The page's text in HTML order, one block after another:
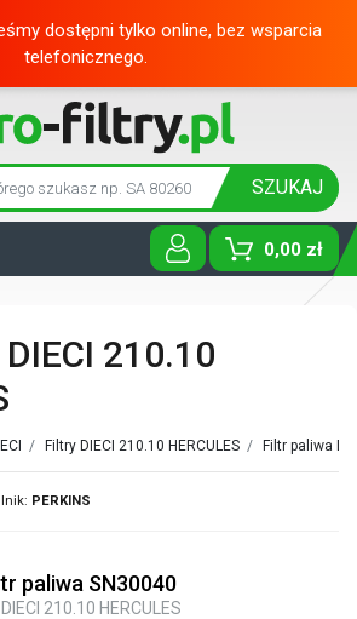
dostępni tylko online, bez wsparcia
telefonicznego.
SZUKAJ
0,00 zł
Toggle
DIECI 210.10
/ Filtry DIECI 210.10 HERCULES / Filtr paliwa
PERKINS
paliwa SN30040
210.10 HERCULES